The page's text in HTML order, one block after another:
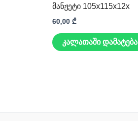
მანჟეტი 105x115x12x
60,00 ₾
კალათაში დამატება